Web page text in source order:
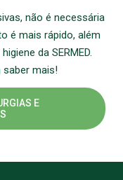
não é necessária
é mais rápido, além
da SERMED.
mais!
E